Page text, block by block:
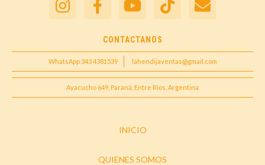
CONTACTANOS
WhatsApp 343 4381539 lahendijaventas@gmail.com
Ayacucho 649, Paraná, Entre Ríos, Argentina
INICIO
QUIENES SOMOS